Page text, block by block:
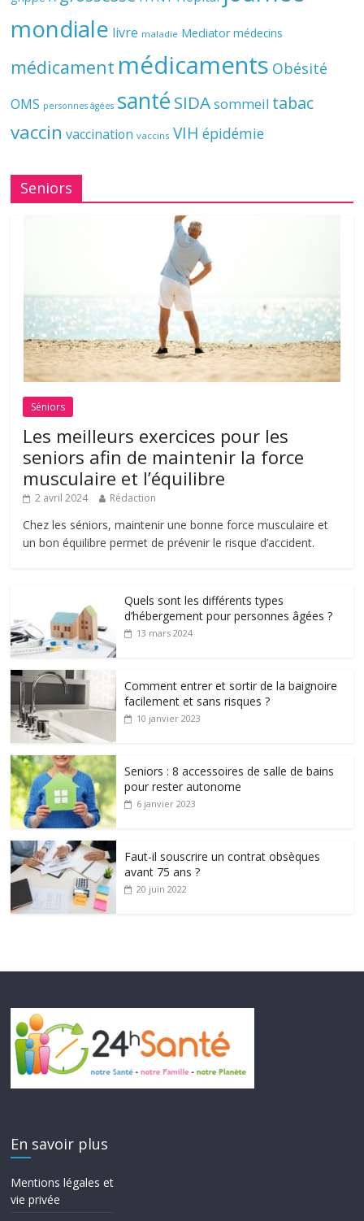
mondiale livre maladie Mediator médecins
médicament médicaments Obésité
OMS personnes âgées santé SIDAsommeil tabac
vaccin vaccination vaccins VIH épidémie
Seniors
Séniors
Les meilleurs exercices pour les
seniors afin de maintenir la force
musculaire et l’équilibre
2 avril 2024 Rédaction
Chez les séniors, maintenir une bonne force musculaire et
un bon équilibre permet de prévenir le risque d’accident.
Quels sont les différents types
d’hébergement pour personnes âgées ?
13 mars 2024
Comment entrer et sortir de la baignoire
facilement et sans risques ?
10 janvier 2023
Seniors : 8 accessoires de salle de bains
pour rester autonome
6 janvier 2023
Faut-il souscrire un contrat obsèques
avant 75 ans ?
20 juin 2022
En savoir plus
Mentions légales et
vie privée